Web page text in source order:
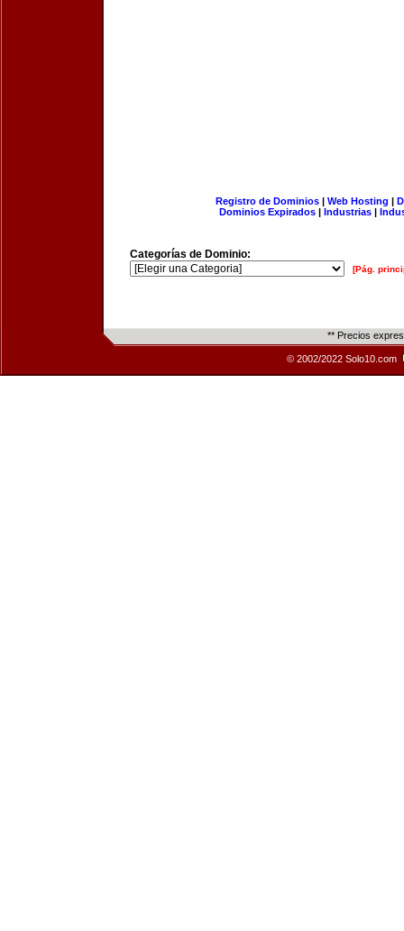
Registro de Dominios| Web Hosting |
Dominios Expirados | Industrias |
Categorías de Dominio:
[Pág.
** Precios
© 2002/2022 Solo10.com